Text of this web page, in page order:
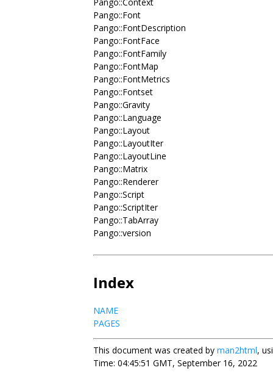
Pango::Font
Pango::FontDescription
Pango::FontFace
Pango::FontFamily
Pango::FontMap
Pango::FontMetrics
Pango::Fontset
Pango::Gravity
Pango::Language
Pango::Layout
Pango::LayoutIter
Pango::LayoutLine
Pango::Matrix
Pango::Renderer
Pango::Script
Pango::ScriptIter
Pango::TabArray
Pango::version
Index
NAME
PAGES
This document was created by man2html,
Time: 04:45:51 GMT, September 16, 2022